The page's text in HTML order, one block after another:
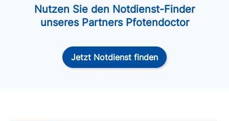
Nutzen Sie den Notdienst-Finder
unseres Partners Pfotendoctor
Jetzt Notdienst finden